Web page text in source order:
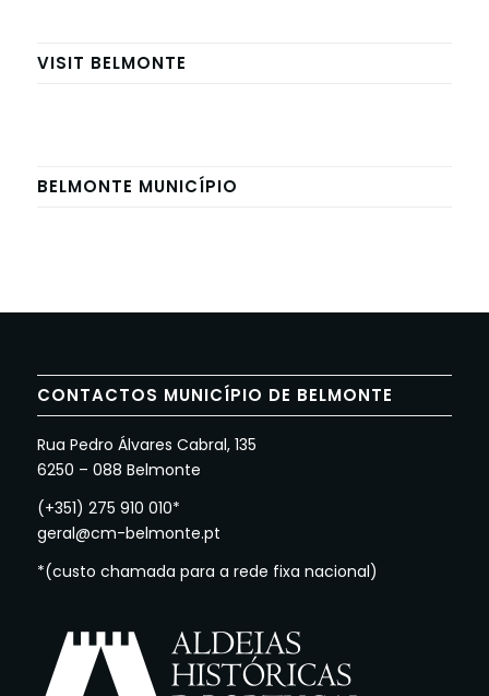
VISIT BELMONTE
BELMONTE MUNICÍPIO
CONTACTOS MUNICÍPIO DE BELMONTE
Rua Pedro Álvares Cabral, 135
6250 – 088 Belmonte
(+351) 275 910 010*
geral@cm-belmonte.pt
*(custo chamada para a rede fixa nacional)